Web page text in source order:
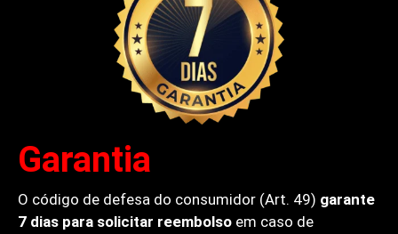
Garantia
O código de defesa do consumidor (Art. 49) garante
7 dias para solicitar reembolso em caso de